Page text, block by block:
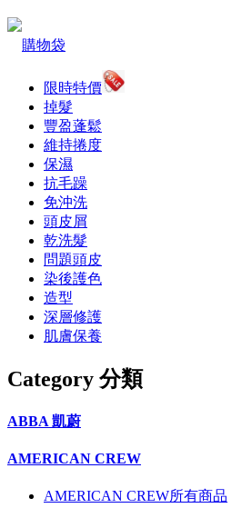
購物袋
限時特價
掉髮
豐盈蓬鬆
維持捲度
保濕
抗毛躁
免沖洗
頭皮屑
乾洗髮
問題頭皮
染後護色
造型
深層修護
肌膚保養
Category 分類
ABBA 凱蔚
AMERICAN CREW
AMERICAN CREW所有商品